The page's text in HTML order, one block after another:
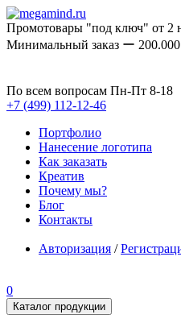
Промотовары "под ключ" от 2
Минимальный заказ ー
По всем вопросам Пн-Пт 8-18
+7 (499) 112-12-46
Портфолио
Нанесение логотипа
Как заказать
Креатив
Почему мы?
Блог
Контакты
Авторизация /
0
Каталог продукции